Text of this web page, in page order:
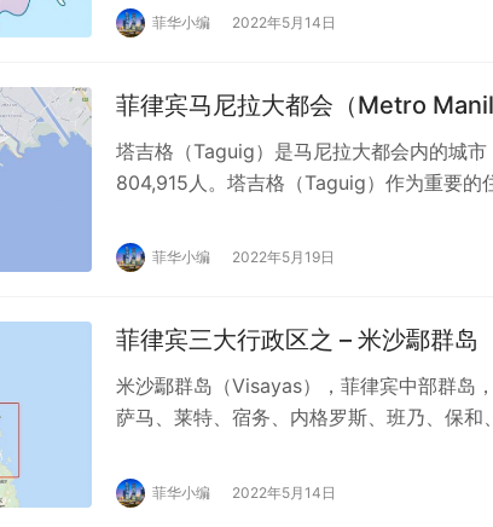
菲华小编 2022年5月14日
菲律宾马尼拉大都会（Metro
塔吉格（Taguig）是马尼拉大都会内的城
804,915人。塔吉格（Taguig）作为重要的
菲华小编 2022年5月19日
菲律宾三大行政区之 – 米沙鄢群岛
米沙鄢群岛（Visayas），菲律宾中部群岛
萨马、莱特、宿务、内格罗斯、班乃、保和
菲华小编 2022年5月14日